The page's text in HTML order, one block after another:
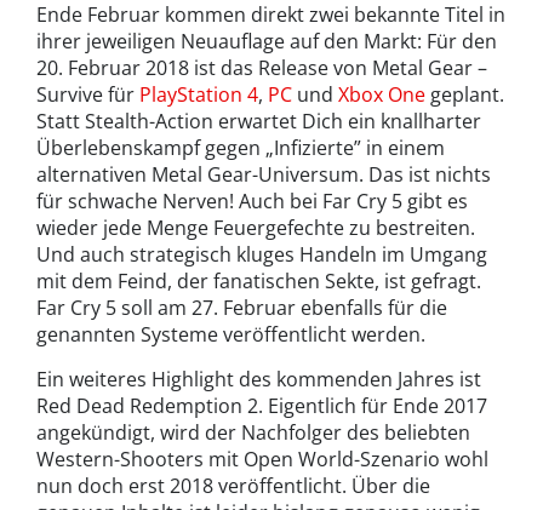
Ende Februar kommen direkt zwei bekannte Titel in
ihrer jeweiligen Neuauflage auf den Markt: Für den
20. Februar 2018 ist das Release von Metal Gear –
Survive für PlayStation 4, PC und Xbox One geplant.
Statt Stealth-Action erwartet Dich ein knallharter
Überlebenskampf gegen „Infizierte” in einem
alternativen Metal Gear-Universum. Das ist nichts
für schwache Nerven! Auch bei Far Cry 5 gibt es
wieder jede Menge Feuergefechte zu bestreiten.
Und auch strategisch kluges Handeln im Umgang
mit dem Feind, der fanatischen Sekte, ist gefragt.
Far Cry 5 soll am 27. Februar ebenfalls für die
genannten Systeme veröffentlicht werden.
Ein weiteres Highlight des kommenden Jahres ist
Red Dead Redemption 2. Eigentlich für Ende 2017
angekündigt, wird der Nachfolger des beliebten
Western-Shooters mit Open World-Szenario wohl
nun doch erst 2018 veröffentlicht. Über die